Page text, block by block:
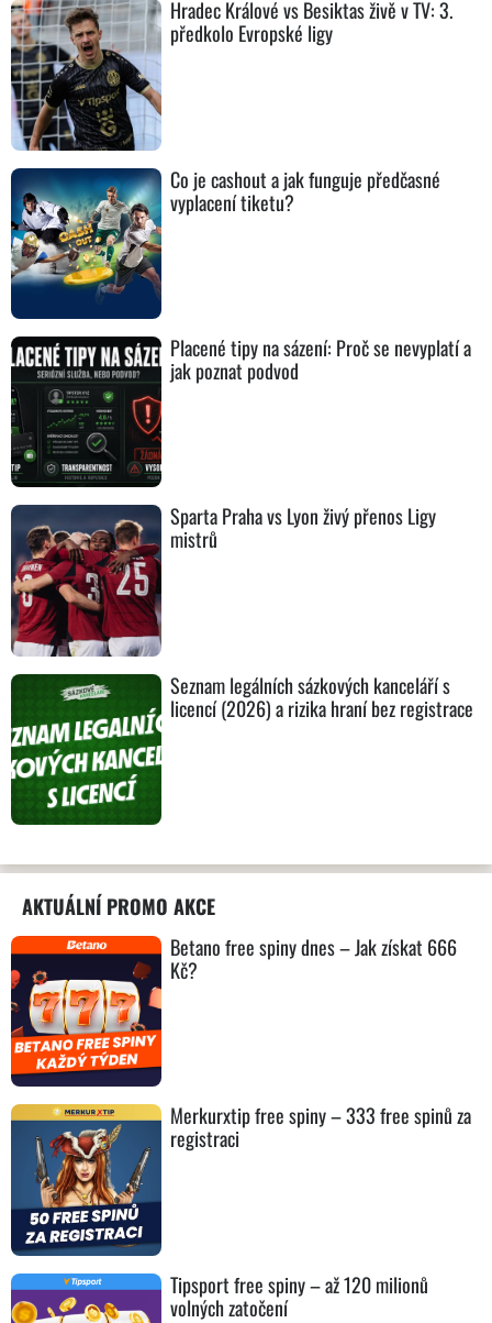
Hradec Králové vs Besiktas živě v TV: 3.
předkolo Evropské ligy
Co je cashout a jak funguje předčasné
vyplacení tiketu?
Placené tipy na sázení: Proč se nevyplatí a
jak poznat podvod
Sparta Praha vs Lyon živý přenos Ligy
mistrů
Seznam legálních sázkových kanceláří s
licencí (2026) a rizika hraní bez registrace
AKTUÁLNÍ PROMO AKCE
Betano free spiny dnes – Jak získat 666
Kč?
Merkurxtip free spiny – 333 free spinů za
registraci
Tipsport free spiny – až 120 milionů
volných zatočení